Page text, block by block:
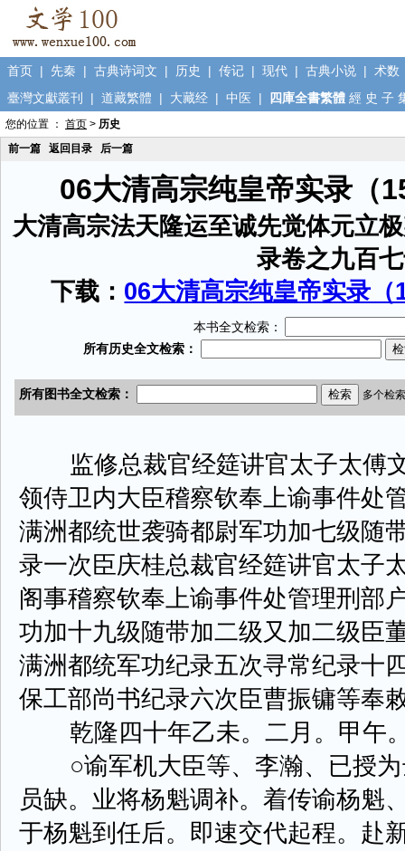
首页 | 先秦 | 古典诗词文 | 历史 | 传记 | 现代 | 古典小说 | 术数
臺灣文獻叢刊
| 道藏繁體 | 大藏经 | 中医 | 四庫全書繁體 經 史 子
您的位置 ： 首页 > 历史
前一篇
返回目录 后一篇
06大清高宗纯皇帝实录（
大清高宗法天隆运至诚先觉体元立
录卷之九百
下载： 06大清高宗纯皇帝实录
本书全文检索：
监修总裁官经筵讲官太子太傅
领侍卫内大臣稽察钦奉上谕事件处
满洲都统世袭骑都尉军功加七级随
录一次臣庆桂总裁官经筵讲官太子
阁事稽察钦奉上谕事件处管理刑部
功加十九级随带加二级又加二级臣
满洲都统军功纪录五次寻常纪录十
保工部尚书纪录六次臣曹振镛等奉
乾隆四十年乙未。二月。甲午
○谕军机大臣等、李瀚、已授为
员缺。业将杨魁调补。着传谕杨魁
于杨魁到任后。即速交代起程。赴